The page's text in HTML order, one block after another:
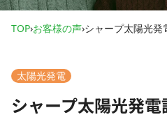
TOP›お客様の声›シャープ太陽光発
太陽光発電
シャープ太陽光発